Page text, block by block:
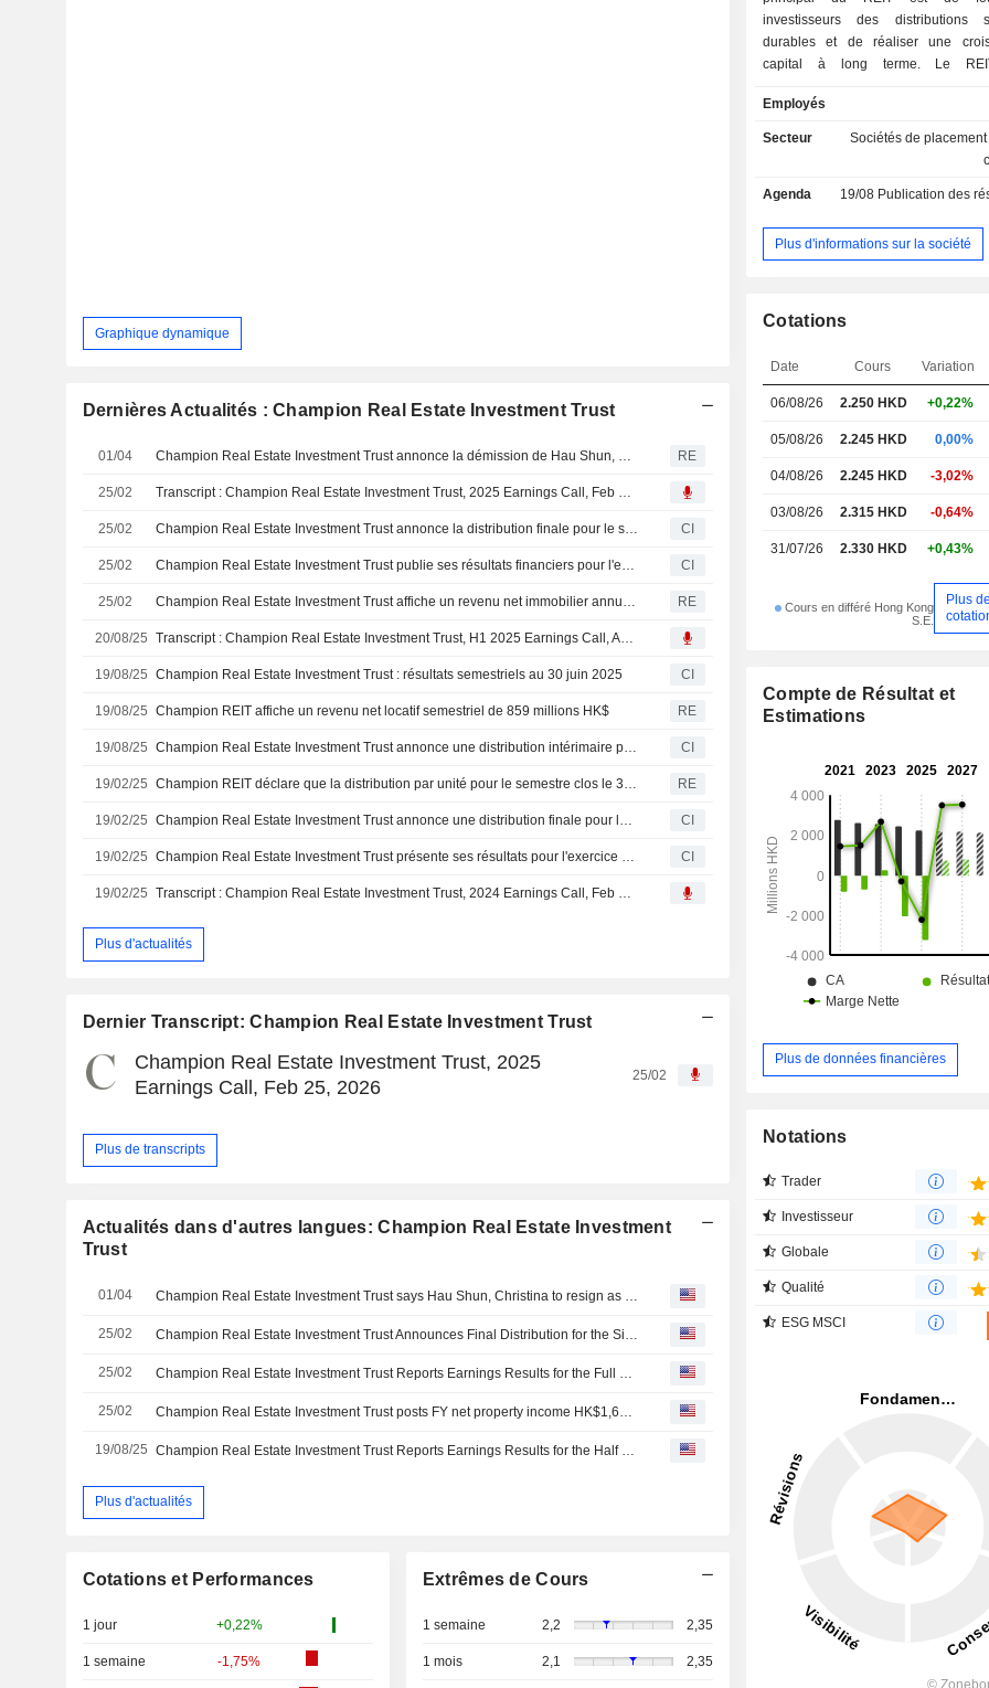
Graphique dynamique
Dernières Actualités : Champion Real Estate Investment Trust
01/04 Champion Real Estate Investment Trust annonce la démission de Hau Shun, Christina de ses fonctions de directrice exécutive et directrice générale RE
25/02 Transcript : Champion Real Estate Investment Trust, 2025 Earnings Call, Feb 25, 2026
25/02 Champion Real Estate Investment Trust annonce la distribution finale pour le semestre clos le 31 décembre 2025, payable le 28 mai 2026 CI
25/02 Champion Real Estate Investment Trust publie ses résultats financiers pour l'exercice clos le 31 décembre 2025 CI
25/02 Champion Real Estate Investment Trust affiche un revenu net immobilier annuel de 1 613 millions HKD RE
20/08/25 Transcript : Champion Real Estate Investment Trust, H1 2025 Earnings Call, Aug 19, 2025
19/08/25 Champion Real Estate Investment Trust : résultats semestriels au 30 juin 2025 CI
19/08/25 Champion REIT affiche un revenu net locatif semestriel de 859 millions HK$ RE
19/08/25 Champion Real Estate Investment Trust annonce une distribution intérimaire pour le semestre clos le 30 juin 2024, payable le 8 octobre 2025 CI
19/02/25 Champion REIT déclare que la distribution par unité pour le semestre clos le 31 décembre était de 0,0613 HK$. RE
19/02/25 Champion Real Estate Investment Trust annonce une distribution finale pour le semestre clos le 31 décembre 2024, payable le 29 mai 2025 CI
19/02/25 Champion Real Estate Investment Trust présente ses résultats pour l'exercice clos le 31 décembre 2024 CI
19/02/25 Transcript : Champion Real Estate Investment Trust, 2024 Earnings Call, Feb 19, 2025
Plus d'actualités
Dernier Transcript: Champion Real Estate Investment Trust
Champion Real Estate Investment Trust, 2025
Earnings Call, Feb 25, 2026
25/02
Plus de transcripts
Actualités dans d'autres langues: Champion Real Estate Investment
Trust
01/04
25/02
25/02
25/02
19/08/25
Plus d'actualités
Cotations et Performances
1 jour +0,22%
1 semaine -1,75%
Extrêmes de Cours
1 semaine 2,2 2,35
1 mois 2,1 2,35
investisseurs des distributions
durables et de réaliser une
capital à long terme. Le
et des propriétés commerciales qui
des revenus locatifs. Il se
propriétés commerciales de
Citibank Plaza, Langham Place
Victoria. Le REIT est géré par
Management (CP) Limited.
Employés
Secteur
Sociétés de
Agenda 19/08 Publication des résultats
Plus d'informations sur la société
Cotations
Date Cours Variation
06/08/26 2.250HKD +0,22%
05/08/26 2.245 HKD 0,00%
04/08/26 2.245 HKD -3,02%
03/08/26 2.315 HKD -0,64%
31/07/26 2.330 HKD +0,43%
Cours en différé Hong Kong
S.E.
Plus de
Compte de Résultat et
Estimations
Plus de données financières
Notations
Trader
Investisseur
Globale
Qualité
ESG MSCI